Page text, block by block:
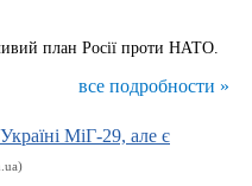
план Росії проти НАТО.
все подробности »
МіГ-29, але є